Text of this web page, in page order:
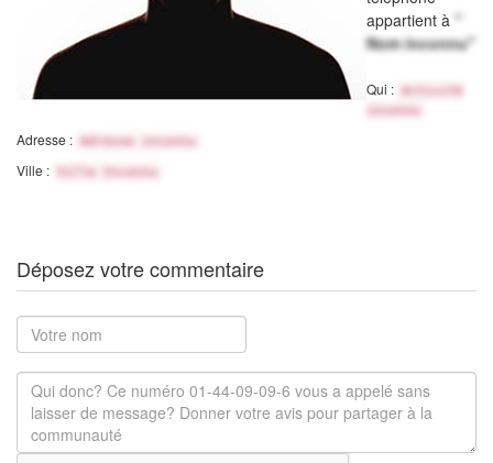
appartient à "
Nom inconnu"
Qui :
Activité
inconnu
Adresse : Adresse inconnu
Ville : Ville Inconnu
Déposez votre commentaire